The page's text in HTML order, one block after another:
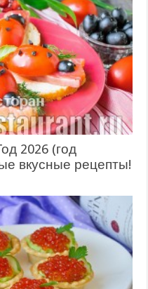
2026 (год
вкусные рецепты!